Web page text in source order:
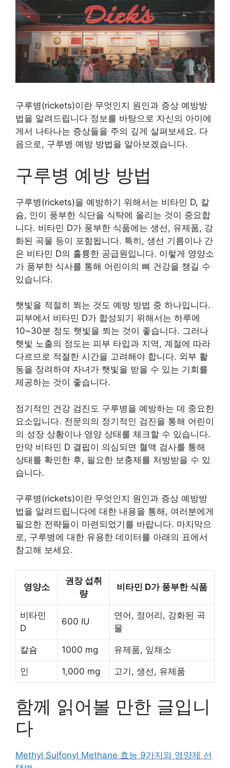
구루병(rickets)이란 무엇인지 원인과 증상 예방방
법을 알려드립니다 정보를 바탕으로 자신의 아이에
게서 나타나는 증상들을 주의 깊게 살펴보세요. 다
음으로, 구루병 예방 방법을 알아보겠습니다.
구루병 예방 방법
구루병(rickets)을 예방하기 위해서는 비타민 D, 칼
슘, 인이 풍부한 식단을 식탁에 올리는 것이 중요합
니다. 비타민 D가 풍부한 식품에는 생선, 유제품, 강
화된 곡물 등이 포함됩니다. 특히, 생선 기름이나 간
은 비타민 D의 훌륭한 공급원입니다. 이렇게 영양소
가 풍부한 식사를 통해 어린이의 뼈 건강을 챙길 수
있습니다.
햇빛을 적절히 쬐는 것도 예방 방법 중 하나입니다.
피부에서 비타민 D가 합성되기 위해서는 하루에
10~30분 정도 햇빛을 쬐는 것이 좋습니다. 그러나
햇빛 노출의 정도는 피부 타입과 지역, 계절에 따라
다르므로 적절한 시간을 고려해야 합니다. 외부 활
동을 장려하여 자녀가 햇빛을 받을 수 있는 기회를
제공하는 것이 좋습니다.
정기적인 건강 검진도 구루병을 예방하는 데 중요한
요소입니다. 전문의의 정기적인 검진을 통해 어린이
의 성장 상황이나 영양 상태를 체크할 수 있습니다.
만약 비타민 D 결핍이 의심되면 혈액 검사를 통해
상태를 확인한 후, 필요한 보충제를 처방받을 수 있
습니다.
구루병(rickets)이란 무엇인지 원인과 증상 예방방
법을 알려드립니다에 대한 내용을 통해, 여러분에게
필요한 전략들이 마련되었기를 바랍니다. 마지막으
로, 구루병에 대한 유용한 데이터를 아래의 표에서
참고해 보세요.
영양소
권장 섭취
량
비타민 D가 풍부한 식품
비타민
D
600 IU
연어, 정어리, 강화된 곡
물
칼슘 1000 mg 유제품, 잎채소
인 1,000 mg 고기, 생선, 유제품
함께 읽어볼 만한 글입니
다
Methyl Sulfonyl Methane 효능 9가지와 영양제 선